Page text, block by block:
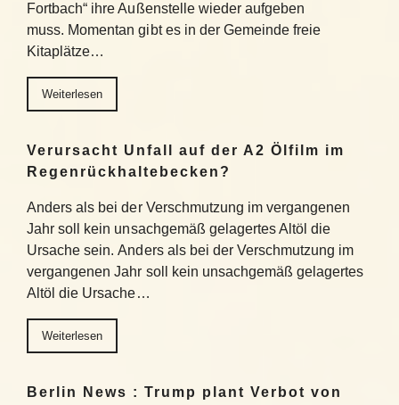
Fortbach“ ihre Außenstelle wieder aufgeben
muss. Momentan gibt es in der Gemeinde freie
Kitaplätze…
Weiterlesen
Verursacht Unfall auf der A2 Ölfilm im
Regenrückhaltebecken?
Anders als bei der Verschmutzung im vergangenen
Jahr soll kein unsachgemäß gelagertes Altöl die
Ursache sein. Anders als bei der Verschmutzung im
vergangenen Jahr soll kein unsachgemäß gelagertes
Altöl die Ursache…
Weiterlesen
Berlin News : Trump plant Verbot von